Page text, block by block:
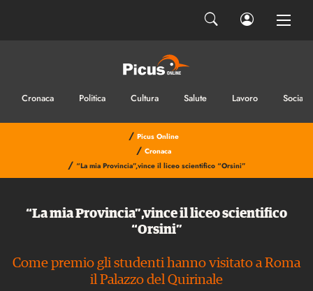
Cronaca Politica Cultura Salute Lavoro Sociale
/ Picus Online
/ Cronaca
/ “La mia Provincia”,vince il liceo scientifico “Orsini”
“La mia Provincia”,vince il liceo scientifico
“Orsini”
Come premio gli studenti hanno visitato a Roma
il Palazzo del Quirinale